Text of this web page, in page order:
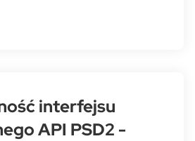
interfejsu
API PSD2 -